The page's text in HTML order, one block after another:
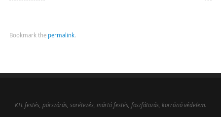
Bookmark the permalink.
KTL festés, pórszórás, sörétezés, mártó festés, foszfátozás, korrózió védelem.